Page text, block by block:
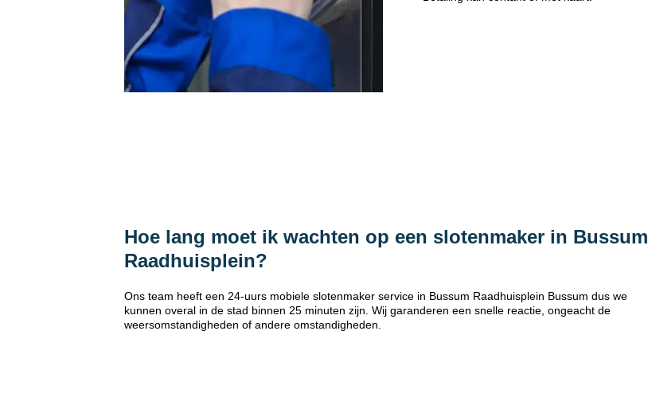
Hoe lang moet ik wachten op een slotenmaker in Bussum
Raadhuisplein?
Ons team heeft een 24-uurs mobiele slotenmaker service in Bussum Raadhuisplein Bussum dus we
kunnen overal in de stad binnen 25 minuten zijn. Wij garanderen een snelle reactie, ongeacht de
weersomstandigheden of andere omstandigheden.